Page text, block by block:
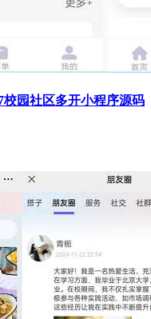
校园社区多开小程序源码